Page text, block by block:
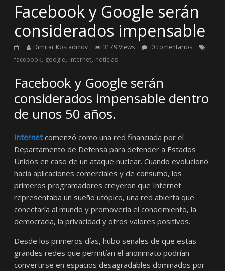
Facebook y Google serán
considerados impensable
Dimitar Kostadinov 3179 Views
0 comentarios
facebook, google, internet, noticias
Facebook y Google serán
considerados impensable dentro
de unos 50 años.
Internet comenzó como una red financiada por el
Departamento de Defensa para defender a Estados
Unidos en caso de un ataque nuclear. Cuando evolucionó
hacia aplicaciones comerciales y de consumo, los
primeros programadores creyeron que Internet
representaba un sueño utópico, una red abierta que
conectaría al mundo y promovería el conocimiento, la
democracia, la privacidad y otros valores positivos.
Desde los primeros días, hubo señales de que estas
grandes redes que permitían el anonimato podrían
convertirse en espacios desagradables dominados por